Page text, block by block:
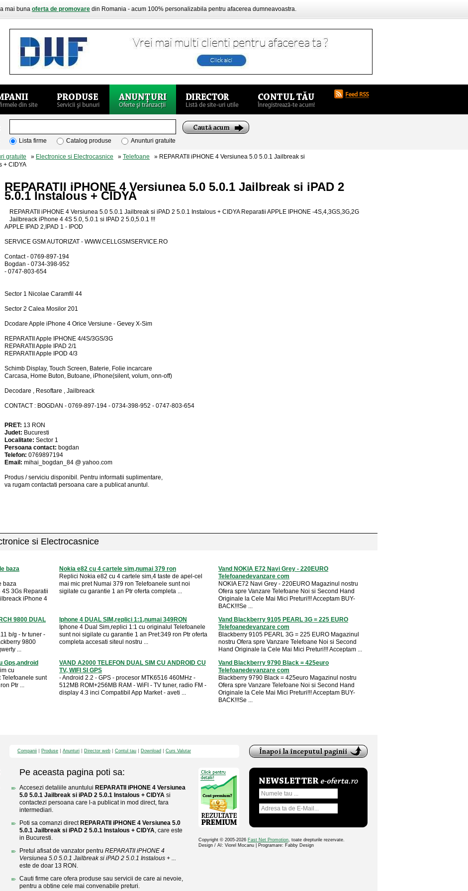
mai buna oferta de promovare din Romania - acum 100% personalizabila pentru afacerea dumneavoastra.
Lista firme Catalog produse Anunturi gratuite
gratuite » Electronice si Electrocasnice » Telefoane » REPARATII iPHONE 4 Versiunea 5.0 5.0.1 Jailbreak si
+ CIDYA
REPARATII iPHONE 4 Versiunea 5.0 5.0.1 Jailbreak si iPAD 2
5.0.1 Instalous + CIDYA
REPARATII iPHONE 4 Versiunea 5.0 5.0.1 Jailbreak si iPAD 2 5.0.1 Instalous + CIDYA Reparatii APPLE IPHONE -4S,4,3GS,3G,2G
Jailbreack iPhone 4 4S 5.0, 5.0.1 si IPAD 2 5.0,5.0.1 !!!
APPLE IPAD 2,IPAD 1 - IPOD
SERVICE GSM AUTORIZAT - WWW.CELLGSMSERVICE.RO
Contact - 0769-897-194
Bogdan - 0734-398-952
- 0747-803-654
Sector 1 Nicolae Caramfil 44
Sector 2 Calea Mosilor 201
Dcodare Apple iPhone 4 Orice Versiune - Gevey X-Sim
REPARATII Apple IPHONE 4/4S/3GS/3G
REPARATII Apple IPAD 2/1
REPARATII Apple IPOD 4/3
Schimb Display, Touch Screen, Baterie, Folie incarcare
Carcasa, Home Buton, Butoane, iPhone(silent, volum, onn-off)
Decodare , Resoftare , Jailbreack
CONTACT : BOGDAN - 0769-897-194 - 0734-398-952 - 0747-803-654
PRET: 13 RON
Judet: Bucuresti
Localitate: Sector 1
Persoana contact: bogdan
Telefon: 0769897194
Email: mihai_bogdan_84 @ yahoo.com
Produs / serviciu disponibil . Pentru informatii suplimentare,
va rugam contactati persoana care a publicat anuntul.
si Electrocasnice
baza
baza
3Gs Reparatii
iPhone 4
Nokia e82 cu 4 cartele sim,numai 379 ron
Replici Nokia e82 cu 4 cartele sim,4 taste de apel-cel
mai mic pret Numai 379 ron Telefoanele sunt noi
sigilate cu garantie 1 an Ptr oferta completa ...
Vand NOKIA E72 Navi Grey - 220EURO
Telefoanedevanzare com
NOKIA E72 Navi Grey - 220EURO Magazinul nostru
Ofera spre Vanzare Telefoane Noi si Second Hand
Originale la Cele Mai Mici Preturi!!! Acceptam BUY-
BACK!!!Se ...
9800 DUAL
b/g - tv tuner -
9800
...
Iphone 4 DUAL SIM,replici 1:1,numai 349RON
Iphone 4 Dual Sim,replici 1:1 cu originalul Telefoanele
sunt noi sigilate cu garantie 1 an Pret:349 ron Ptr oferta
completa accesati siteul nostru ...
Vand Blackberry 9105 PEARL 3G = 225 EURO
Telefoanedevanzare com
Blackberry 9105 PEARL 3G = 225 EURO Magazinul
nostru Ofera spre Vanzare Telefoane Noi si Second
Hand Originale la Cele Mai Mici Preturi!!! Acceptam ...
Gps,android
cu
Telefoanele sunt
Ptr ...
VAND A2000 TELEFON DUAL SIM CU ANDROID CU
TV, WIFI SI GPS
- Android 2.2 - GPS - procesor MTK6516 460MHz -
512MB ROM+256MB RAM - WiFI - TV tuner, radio FM -
display 4.3 inci Compatibil App Market - aveti ...
Vand Blackberry 9790 Black = 425euro
Telefoanedevanzare com
Blackberry 9790 Black = 425euro Magazinul nostru
Ofera spre Vanzare Telefoane Noi si Second Hand
Originale la Cele Mai Mici Preturi!!! Acceptam BUY-
BACK!!!Se ...
Companii Produse Anunturi Director web Contul tau Download Curs Valutar
Pe aceasta pagina poti sa:
Accesezi detaliile anuntului REPARATII iPHONE 4 Versiunea
5.0 5.0.1 Jailbreak si iPAD 2 5.0.1 Instalous + CIDYA si
contactezi persoana care l-a publicat in mod direct, fara
intermediari.
Poti sa comanzi direct REPARATII iPHONE 4 Versiunea 5.0
5.0.1 Jailbreak si iPAD 2 5.0.1 Instalous + CIDYA, care este
in Bucuresti.
Pretul afisat de vanzator pentru REPARATII iPHONE 4
Versiunea 5.0 5.0.1 Jailbreak si iPAD 2 5.0.1 Instalous + ...
este de doar 13 RON.
Cauti firme care ofera produse sau servicii de care ai nevoie,
pentru a obtine cele mai convenabile preturi.
Copyright © 2005-2026 Fast Net Promotion, toate drepturile rezervate.
Design / AI: Viorel Mocanu | Programare: Fabby Design